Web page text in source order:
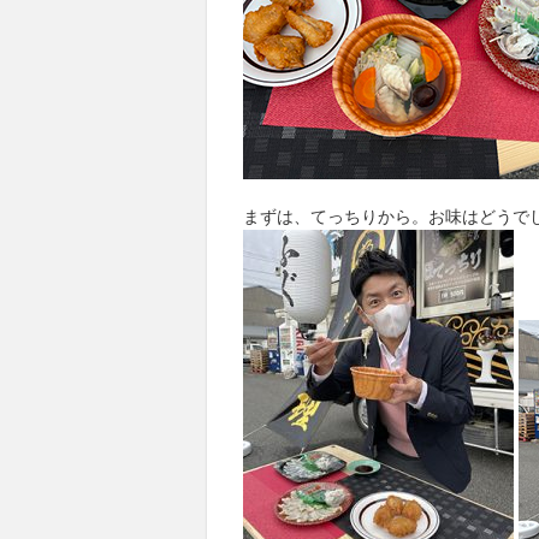
まずは、てっちりから。お味はどうで